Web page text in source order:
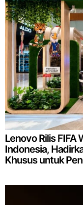
Lenovo Rilis FIFA
Indonesia,
Khusus untuk